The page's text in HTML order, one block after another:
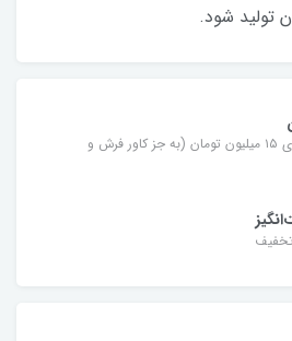
تولید شود.
برای خرید بالای ۱۵ میلیون تومان (به جز کاور فرش و